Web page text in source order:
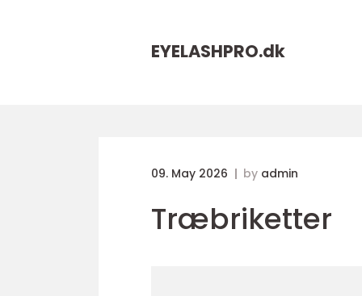
EYELASHPRO.dk
09. May 2026 by admin
Træbriketter